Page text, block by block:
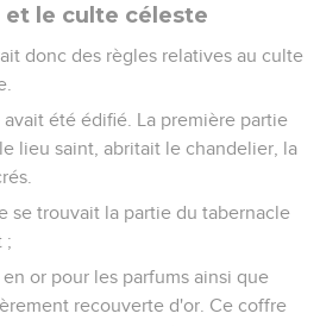
le culte céleste
donc des règles relatives au culte
été édifié. La première partie
lieu saint, abritait le chandelier, la
se trouvait la partie du tabernacle
;
or pour les parfums ainsi que
recouverte d'or. Ce coffre